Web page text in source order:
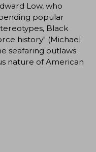
Low, who
popular
Black
history" (Michael
seafaring outlaws
nature of American